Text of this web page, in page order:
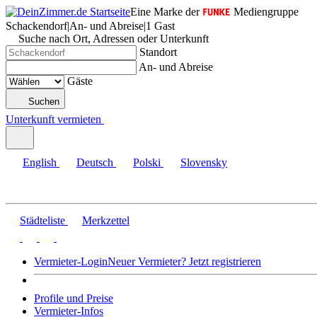
Eine Marke der
Mediengruppe
Schackendorf|An- und Abreise|1 Gast
Suche nach Ort, Adressen oder Unterkunft
Standort
An- und Abreise
Gäste
Suchen
Unterkunft vermieten
English Deutsch Polski Slovensky
Städteliste Merkzettel
Vermieter-LoginNeuer Vermieter? Jetzt registrieren
Profile und Preise
Vermieter-Infos